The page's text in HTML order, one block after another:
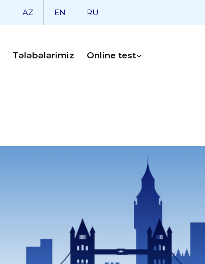
AZ EN RU
Tələbələrimiz Online test